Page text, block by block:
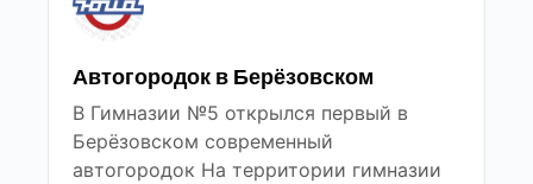
Автогородок в Берёзовском
В Гимназии №5 открылся первый в
Берёзовском современный
автогородок На территории гимназии